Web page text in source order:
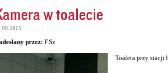
w toalecie
przez: F.Sz
Toaleta przy stacji